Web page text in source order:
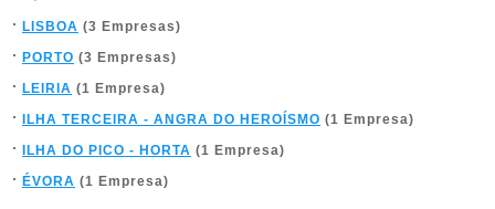
LISBOA (3 Empresas)
PORTO (3 Empresas)
LEIRIA (1 Empresa)
ILHA TERCEIRA - ANGRA DO HEROÍSMO (1 Empresa)
ILHA DO PICO - HORTA (1 Empresa)
ÉVORA (1 Empresa)